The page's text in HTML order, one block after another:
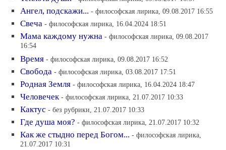
Ангел, подскажи... - философская лирика, 09.08.2017 16:55
Свеча - философская лирика, 16.04.2024 18:51
Мама каждому нужна - философская лирика, 09.08.2017
16:54
Время - философская лирика, 09.08.2017 16:52
Свобода - философская лирика, 03.08.2017 17:51
Родная Земля - философская лирика, 16.04.2024 18:47
Человечек - философская лирика, 21.07.2017 10:33
Кактус - без рубрики, 21.07.2017 10:33
Где душа моя? - философская лирика, 21.07.2017 10:32
Как же стыдно перед Богом... - философская лирика,
21.07.2017 10:31